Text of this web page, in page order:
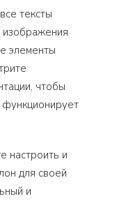
тексты
элементы
чтобы
функционирует
настроить и
для своей
и